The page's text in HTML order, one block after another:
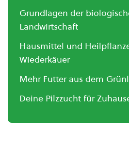
Grundlagen der
Landwirtschaft
Hausmittel und
Wiederkäuer
Mehr Futter aus dem
Deine Pilzzucht für